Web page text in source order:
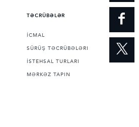
TƏCRÜBƏLƏR
İCMAL
SÜRÜŞ TƏCRÜBƏLƏRI
İSTEHSAL TURLARI
MƏRKƏZ TAPIN